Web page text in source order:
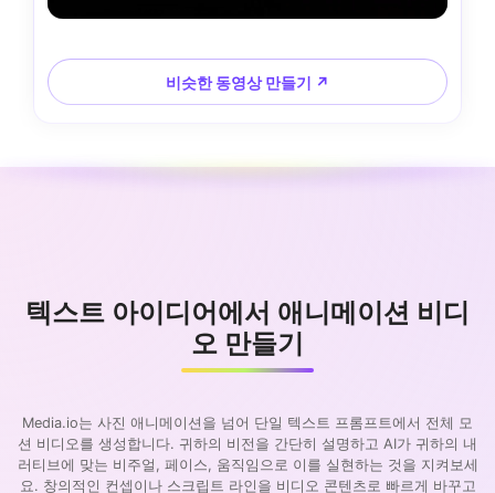
비슷한 동영상 만들기 ↗
텍스트 아이디어에서 애니메이션 비디
오 만들기
Media.io는 사진 애니메이션을 넘어 단일 텍스트 프롬프트에서 전체 모
션 비디오를 생성합니다. 귀하의 비전을 간단히 설명하고 AI가 귀하의 내
러티브에 맞는 비주얼, 페이스, 움직임으로 이를 실현하는 것을 지켜보세
요. 창의적인 컨셉이나 스크립트 라인을 비디오 콘텐츠로 빠르게 바꾸고